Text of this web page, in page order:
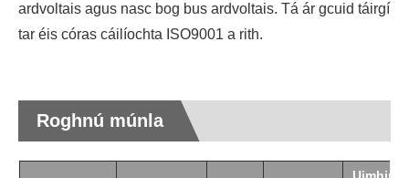
ardvoltais agus nasc bog bus ardvoltais. Tá ár gcuid táirgí
tar éis córas cáilíochta ISO9001 a rith.
Roghnú múnla